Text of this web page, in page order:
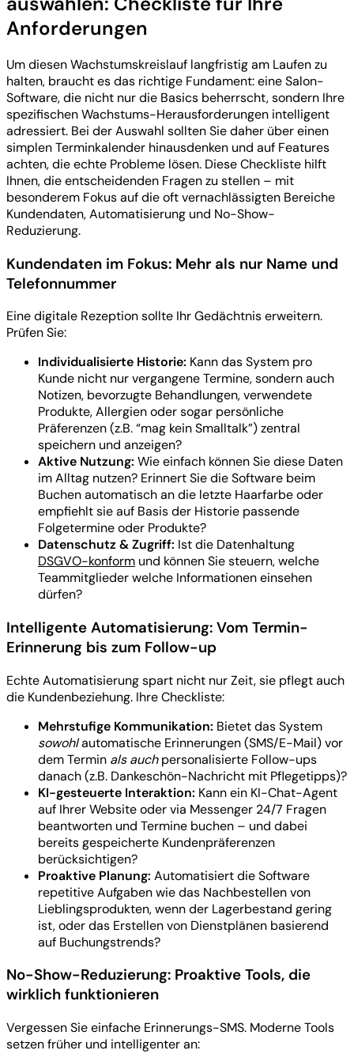
Anforderungen
Um diesen Wachstumskreislauf langfristig am Laufen zu
halten, braucht es das richtige Fundament: eine Salon-
Software, die nicht nur die Basics beherrscht, sondern Ihre
spezifischen Wachstums-Herausforderungen intelligent
adressiert. Bei der Auswahl sollten Sie daher über einen
simplen Terminkalender hinausdenken und auf Features
achten, die echte Probleme lösen. Diese Checkliste hilft
Ihnen, die entscheidenden Fragen zu stellen – mit
besonderem Fokus auf die oft vernachlässigten Bereiche
Kundendaten, Automatisierung und No-Show-
Reduzierung.
Kundendaten im Fokus: Mehr als nur Name und
Telefonnummer
Eine digitale Rezeption sollte Ihr Gedächtnis erweitern.
Prüfen Sie:
Individualisierte Historie: Kann das System pro
Kunde nicht nur vergangene Termine, sondern auch
Notizen, bevorzugte Behandlungen, verwendete
Produkte, Allergien oder sogar persönliche
Präferenzen (z.B. “mag kein Smalltalk”) zentral
speichern und anzeigen?
Aktive Nutzung: Wie einfach können Sie diese Daten
im Alltag nutzen? Erinnert Sie die Software beim
Buchen automatisch an die letzte Haarfarbe oder
empfiehlt sie auf Basis der Historie passende
Folgetermine oder Produkte?
Datenschutz & Zugriff: Ist die Datenhaltung
DSGVO-konform und können Sie steuern, welche
Teammitglieder welche Informationen einsehen
dürfen?
Intelligente Automatisierung: Vom Termin-
Erinnerung bis zum Follow-up
Echte Automatisierung spart nicht nur Zeit, sie pflegt auch
die Kundenbeziehung. Ihre Checkliste:
Mehrstufige Kommunikation: Bietet das System
sowohlautomatische Erinnerungen (SMS/E-Mail) vor
dem Termin als auchpersonalisierte Follow-ups
danach (z.B. Dankeschön-Nachricht mit Pflegetipps)?
KI-gesteuerte Interaktion: Kann ein KI-Chat-Agent
auf Ihrer Website oder via Messenger 24/7 Fragen
beantworten und Termine buchen – und dabei
bereits gespeicherte Kundenpräferenzen
berücksichtigen?
Proaktive Planung: Automatisiert die Software
repetitive Aufgaben wie das Nachbestellen von
Lieblingsprodukten, wenn der Lagerbestand gering
ist, oder das Erstellen von Dienstplänen basierend
auf Buchungstrends?
No-Show-Reduzierung: Proaktive Tools, die
wirklich funktionieren
Vergessen Sie einfache Erinnerungs-SMS. Moderne Tools
setzen früher und intelligenter an: